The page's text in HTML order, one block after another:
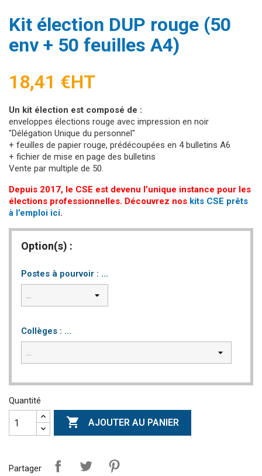
Kit élection DUP rouge (50
env + 50 feuilles A4)
18,41 €HT
Un kit élection est composé de :
enveloppes élections rouge avec impression en noir
"Délégation Unique du personnel"
+ feuilles de papier rouge, prédécoupées en 4 bulletins A6
+ fichier de mise en page des bulletins
Vente par multiple de 50.
Depuis 2017, le CSE est devenu l’unique instance pour les
élections professionnelles. Découvrez nos kits CSE prêts
à l’emploi ici.
Option(s) :
Postes à pourvoir : ...
Collèges : ...
Quantité
 AJOUTER AU PANIER
Partager